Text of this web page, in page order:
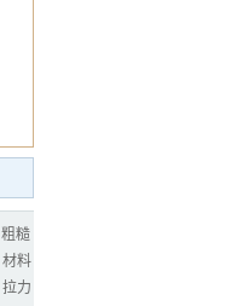
粗糙
材料
拉力